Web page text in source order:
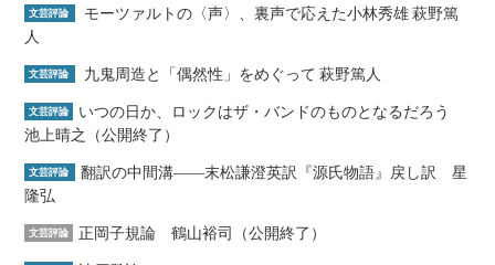
文芸評論
モーツァルトの〈声〉、裏声で応えた小林秀雄 萩野篤
人
文芸評論 九鬼周造と「偶然性」をめぐって 萩野篤人
文芸評論
いつの日か、ロックはザ・バンドのものとなるだろう
池上晴之（公開終了）
文芸評論
翻訳の中間溝――末松謙澄英訳『源氏物語』戻し訳 星
隆弘
文芸評論 正岡子規論 鶴山裕司（公開終了）